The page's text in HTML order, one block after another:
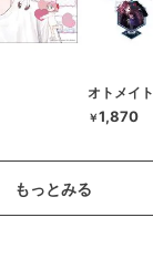
オトメイト
￥1,870
もっとみる